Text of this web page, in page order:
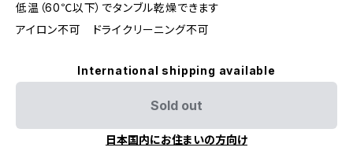
低温（60℃以下）でタンブル乾燥できます
アイロン不可 ドライクリーニング不可
International shipping available
Sold out
日本国内にお住まいの方向け